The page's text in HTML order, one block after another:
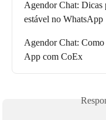
Agendor Chat: Dicas
estável no WhatsApp
Agendor Chat:
App com CoEx